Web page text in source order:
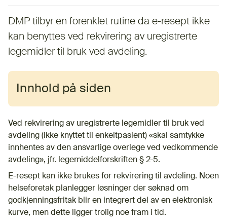
DMP tilbyr en forenklet rutine da e-resept ikke
kan benyttes ved rekvirering av uregistrerte
legemidler til bruk ved avdeling.
Innhold på siden
Ved rekvirering av uregistrerte legemidler til bruk ved
avdeling (ikke knyttet til enkeltpasient) «skal samtykke
innhentes av den ansvarlige overlege ved vedkommende
avdeling», jfr. legemiddelforskriften § 2-5.
E-resept kan ikke brukes for rekvirering til avdeling. Noen
helseforetak planlegger løsninger der søknad om
godkjenningsfritak blir en integrert del av en elektronisk
kurve, men dette ligger trolig noe fram i tid.